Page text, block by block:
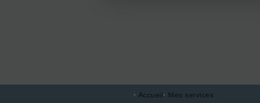
Accueil
Mes services